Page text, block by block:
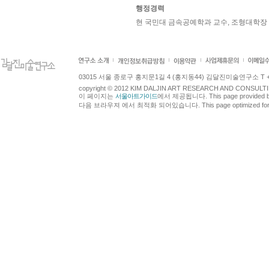
행정경력
현 국민대 금속공예학과 교수, 조형대학
03015 서울 종로구 홍지문1길 4 (홍지동44) 김달진미술연구소 T
copyright © 2012 KIM DALJIN ART RESEARCH AND
이 페이지는 서울아트가이드에서 제공됩니다. This page provided
다음 브라우져 에서 최적화 되어있습니다. This page optimized